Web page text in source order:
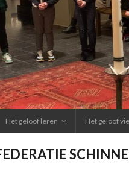
Het geloof leren Het geloof